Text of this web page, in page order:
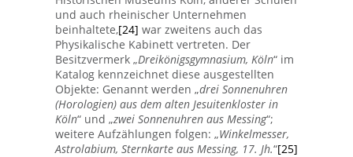
und auch rheinischer Unternehmen
beinhaltete,[24] war zweitens auch das
Physikalische Kabinett vertreten. Der
Besitzvermerk „Dreikönigsgymnasium, Köln“ im
Katalog kennzeichnet diese ausgestellten
Objekte: Genannt werden „drei Sonnenuhren
(Horologien) aus dem alten Jesuitenkloster in
Köln“ und „zwei Sonnenuhren aus Messing“;
weitere Aufzählungen folgen: „Winkelmesser,
Astrolabium, Sternkarte aus Messing, 17. Jh.“[25]